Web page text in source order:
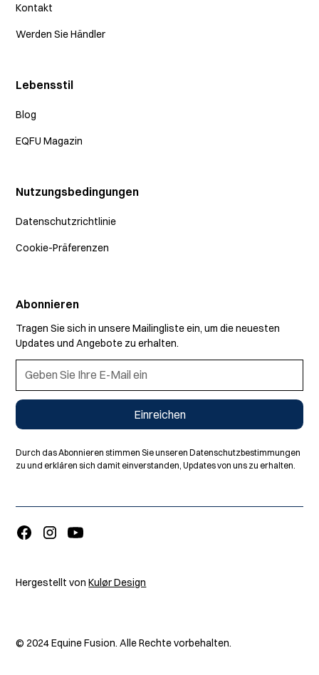
Kontakt
Werden Sie Händler
Lebensstil
Blog
EQFU Magazin
Nutzungsbedingungen
Datenschutzrichtlinie
Cookie-Präferenzen
Abonnieren
Tragen Sie sich in unsere Mailingliste ein, um die neuesten
Updates und Angebote zu erhalten.
Durch das Abonnieren stimmen Sie unseren Datenschutzbestimmungen
zu und erklären sich damit einverstanden, Updates von uns zu erhalten.
© 2024 Equine Fusion. Alle Rechte vorbehalten.
Hergestellt vonKulør Design